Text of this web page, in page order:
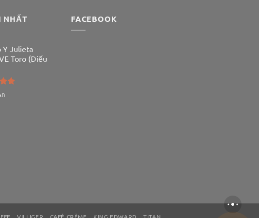
NHẤT
Y Julieta
Toro (Điếu
FACEBOOK